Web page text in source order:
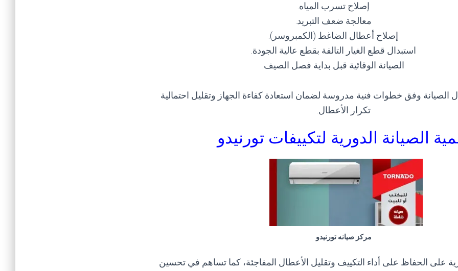
إصلاح تسرب المياه.
معالجة ضعف التبريد.
إصلاح أعطال الضاغط (الكمبروسر).
استبدال قطع الغيار التالفة بقطع عالية الجودة.
الصيانة الوقائية قبل بداية فصل الصيف.
الصيانة وفق خطوات فنية مدروسة لضمان استعادة كفاءة الجهاز وتقليل احتمالية
تكرار الأعطال.
الصيانة الدورية لتكييفات تورنيدو
مركز صيانه تورنيدو
على الحفاظ على أداء التكييف وتقليل الأعطال المفاجئة، كما تساهم في تحسين